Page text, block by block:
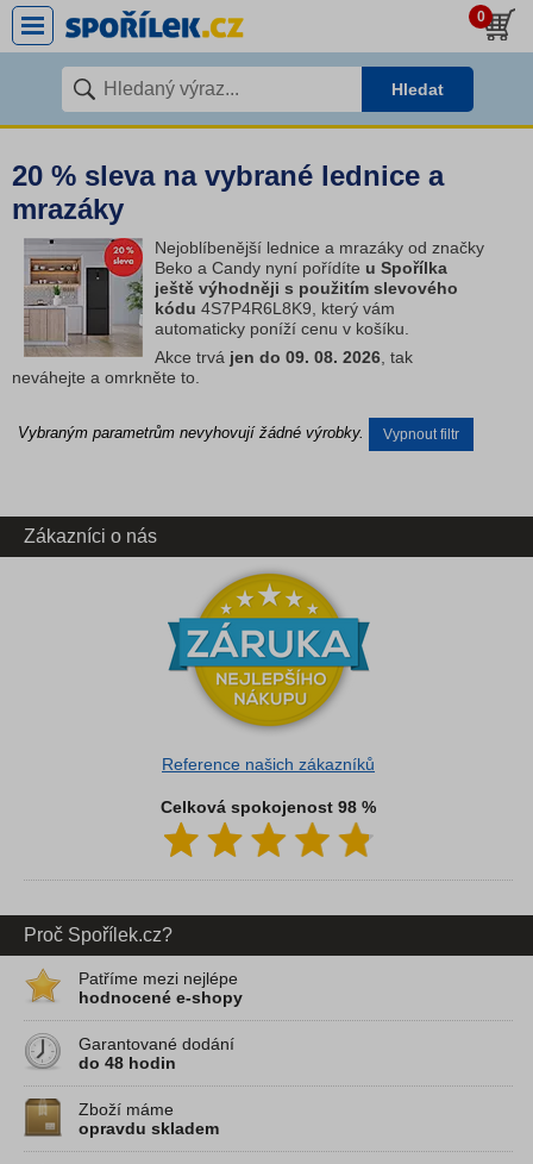
0
Hledat
20 % sleva na vybrané lednice a
mrazáky
Nejoblíbenější lednice a mrazáky od značky
Beko a Candy nyní pořídíte u Spořílka
ještě výhodněji s použitím slevového
kódu 4S7P4R6L8K9, který vám
automaticky poníží cenu v košíku.
Akce trvá jen do 09. 08. 2026 , tak
neváhejte a omrkněte to.
Vybraným parametrům nevyhovují žádné výrobky. Vypnout filtr
Zákazníci o nás
Reference našich zákazníků
Celková spokojenost 98 %
Proč Spořílek.cz?
Patříme mezi nejlépe
hodnocené e-shopy
Garantované dodání
do 48 hodin
Zboží máme
opravdu skladem